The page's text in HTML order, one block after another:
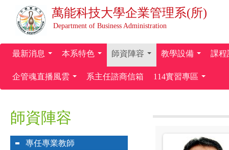
萬能科技大學企業管理系(所)
Department of Business Administration
最新消息 本系特色 師資陣容 教學設備 課程
企管魂直播風雲 系主任諮商信箱 114實習專區
師資陣容
專任專業教師